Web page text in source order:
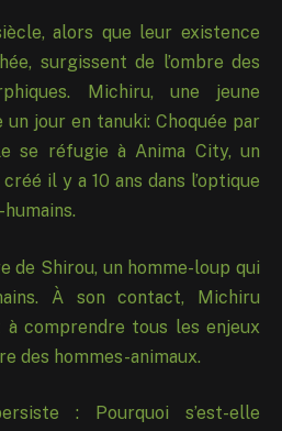
alors que leur existence
surgissent de l’ombre des
Michiru, une jeune
un jour en tanuki: Choquée par
se réfugie à Anima City, un
il y a 10 ans dans l’optique
de Shirou, un homme-loup qui
À son contact, Michiru
à comprendre tous les enjeux
des hommes-animaux.
: Pourquoi s’est-elle